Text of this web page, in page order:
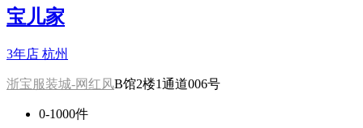
宝儿家
3年店 杭州
浙宝服装城-网红风B馆2楼1通道006号
0-1000件